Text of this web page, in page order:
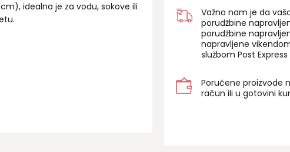
idealna je za vodu, sokove ili
Važno nam je da
porudžbine
porudžbine
napravljene
službom Post
Poručene proizvode
račun ili u gotovini